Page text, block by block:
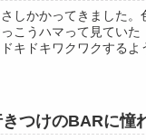
しかかってきました
こうハマって見てい
キドキワクワクするよ
つけのBARに憧